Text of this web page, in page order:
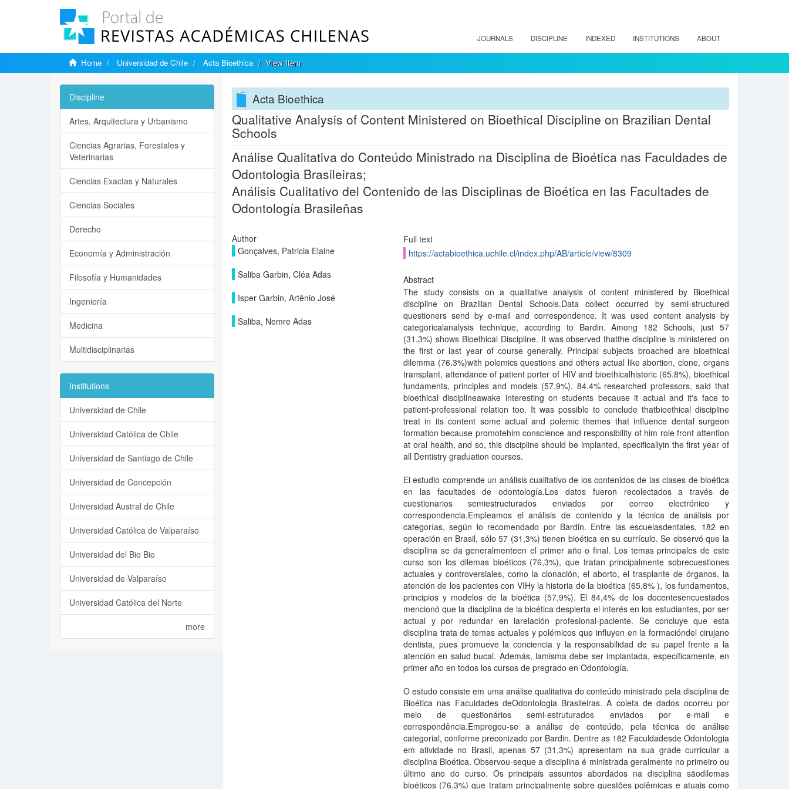
JOURNALS DISCIPLINE INDEXED INSTITUTIONS ABOUT
Home Universidad de Chile Acta Bioethica View Item
Acta Bioethica
Qualitative Analysis of Content Ministered on Bioethical Discipline on Brazilian Dental
Schools
Análise Qualitativa do Conteúdo Ministrado na Disciplina de Bioética nas Faculdades de
Odontologia Brasileiras;
Análisis Cualitativo del Contenido de las Disciplinas de Bioética en las Facultades de
Odontología Brasileñas
Author
Gonçalves, Patricia Elaine
Saliba Garbin, Cléa Adas
Isper Garbin, Artênio José
Saliba, Nemre Adas
Full text
https://actabioethica.uchile.cl/index.php/AB/article/view/8309
Abstract
The study consists on a qualitative analysis of content ministered by Bioethical
discipline on Brazilian Dental Schools.Data collect occurred by semi-structured
questioners send by e-mail and correspondence. It was used content analysis by
categoricalanalysis technique, according to Bardin. Among 182 Schools, just 57
(31.3%) shows Bioethical Discipline. It was observed thatthe discipline is ministered on
the first or last year of course generally. Principal subjects broached are bioethical
dilemma (76.3%)with polemics questions and others actual like abortion, clone, organs
transplant, attendance of patient porter of HIV and bioethicalhistoric (65.8%), bioethical
fundaments, principles and models (57.9%). 84.4% researched professors, said that
bioethical disciplineawake interesting on students because it actual and it's face to
patient-professional relation too. It was possible to conclude thatbioethical discipline
treat in its content some actual and polemic themes that influence dental surgeon
formation because promotehim conscience and responsibility of him role front attention
at oral health, and so, this discipline should be implanted, specificallyin the first year of
all Dentistry graduation courses.
El estudio comprende un análisis cualitativo de los contenidos de las clases de bioética
en las facultades de odontología.Los datos fueron recolectados a través de
cuestionarios semiestructurados enviados por correo electrónico y
correspondencia.Empleamos el análisis de contenido y la técnica de análisis por
categorías, según lo recomendado por Bardin. Entre las escuelasdentales, 182 en
operación en Brasil, sólo 57 (31,3%) tienen bioética en su currículo. Se observó que la
disciplina se da generalmenteen el primer año o final. Los temas principales de este
curso son los dilemas bioéticos (76,3%), que tratan principalmente sobrecuestiones
actuales y controversiales, como la clonación, el aborto, el trasplante de órganos, la
atención de los pacientes con VIHy la historia de la bioética (65,8% ), los fundamentos,
principios y modelos de la bioética (57,9%). El 84,4% de los docentesencuestados
mencionó que la disciplina de la bioética despierta el interés en los estudiantes, por ser
actual y por redundar en larelación profesional-paciente. Se concluye que esta
disciplina trata de temas actuales y polémicos que influyen en la formacióndel cirujano
dentista, pues promueve la conciencia y la responsabilidad de su papel frente a la
atención en salud bucal. Además, lamisma debe ser implantada, específicamente, en
primer año en todos los cursos de pregrado en Odontología.
O estudo consiste em uma análise qualitativa do conteúdo ministrado pela disciplina de
Bioética nas Faculdades deOdontologia Brasileiras. A coleta de dados ocorreu por
meio de questionários semi-estruturados enviados por e-mail e
correspondência.Empregou-se a análise de conteúdo, pela técnica de análise
categorial, conforme preconizado por Bardin. Dentre as 182 Faculdadesde Odontologia
em atividade no Brasil, apenas 57 (31,3%) apresentam na sua grade curricular a
disciplina Bioética. Observou-seque a disciplina é ministrada geralmente no primeiro ou
último ano do curso. Os principais assuntos abordados na disciplina sãodilemas
bioéticos (76,3%) que tratam principalmente sobre questões polêmicas e atuais como
Discipline
Artes, Arquitectura y Urbanismo
Ciencias Agrarias, Forestales y
Veterinarias
Ciencias Exactas y Naturales
Ciencias Sociales
Derecho
Economía y Administración
Filosofía y Humanidades
Ingeniería
Medicina
Multidisciplinarias
Institutions
Universidad de Chile
Universidad Católica de Chile
Universidad de Santiago de Chile
Universidad de Concepción
Universidad Austral de Chile
Universidad Católica de Valparaíso
Universidad del Bio Bio
Universidad de Valparaíso
Universidad Católica del Norte
more